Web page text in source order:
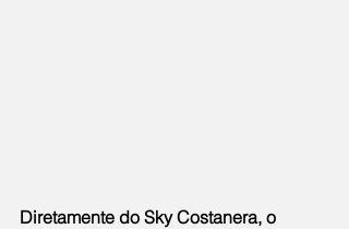
Diretamente do Sky Costanera, o